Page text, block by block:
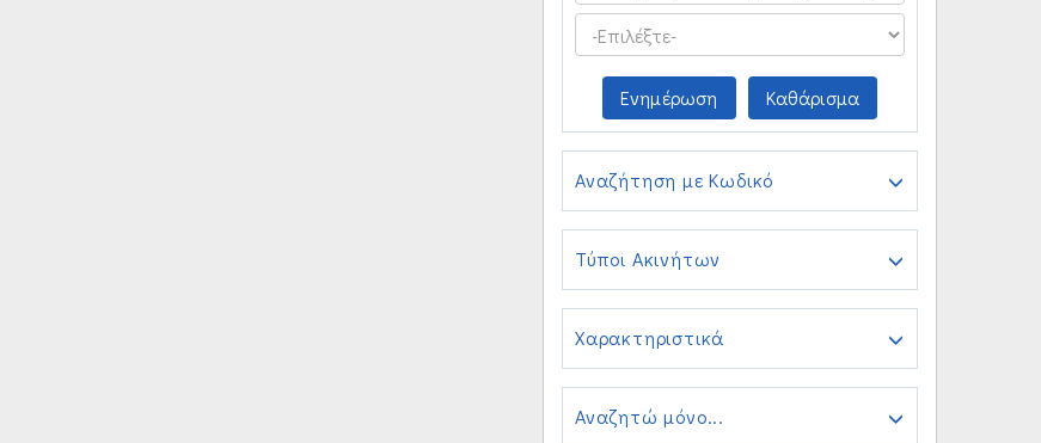
Ενημέρωση Καθάρισμα
Αναζήτηση με Κωδικό
Τύποι Ακινήτων
Χαρακτηριστικά
Αναζητώ μόνο...